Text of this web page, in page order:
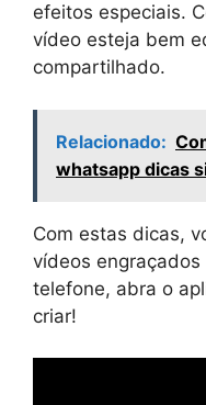
efeitos especiais.
vídeo esteja bem
compartilhado.
Relacionado:
whatsapp dicas
Com estas dicas,
vídeos engraçados
telefone, abra o
criar!